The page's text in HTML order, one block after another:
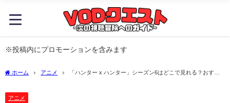
※投稿内にプロモーションを含みます
ホーム アニメ
「ハンター x ハンター」シーズン6はどこで見れる？おすす
アニメ